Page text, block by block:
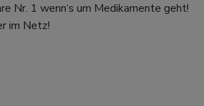
Nr. 1 wenn‘s um Medikamente geht!
im Netz!